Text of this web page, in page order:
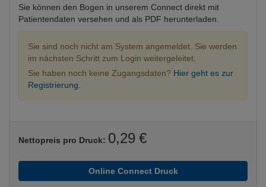
Sie können den Bogen in unserem Connect direkt mit
Patientendaten versehen und als PDF herunterladen.
Sie sind noch nicht am System angemeldet. Sie werden
im nächsten Schritt zum Login weitergeleitet.
Sie haben noch keine Zugangsdaten? Hier geht es zur
Registrierung.
Nettopreis pro Druck: 0,29 €
Online Connect Druck